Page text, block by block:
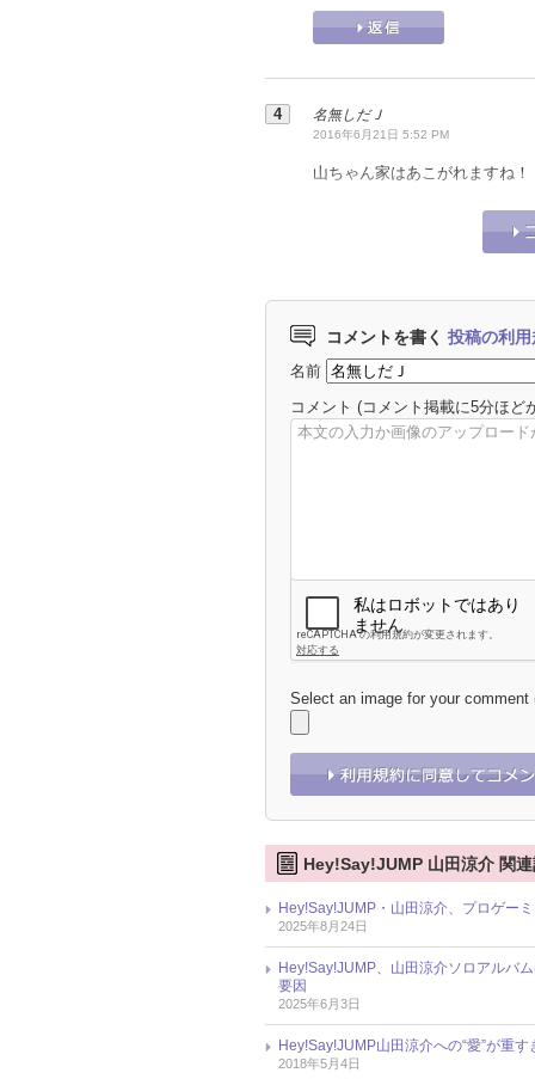
名無しだＪ
2016年6月21日 5:52 PM
山ちゃん家はあこがれますね！
コメントを書く 投稿の利用
名前
コメント (コメント掲載に5分ほど
Select an image for your
Hey!Say!JUMP 山田涼介 関
Hey!Say!JUMP・山田涼介、プロゲー
2025年8月24日
Hey!Say!JUMP、山田涼介ソロアルバ
要因
2025年6月3日
Hey!Say!JUMP山田涼介への“愛”が重
2018年5月4日